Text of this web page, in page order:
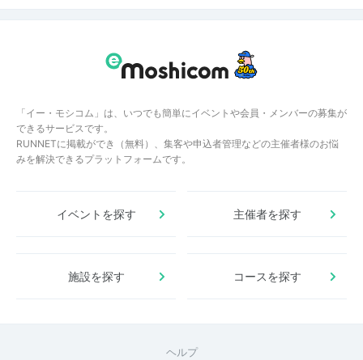
「イー・モシコム」は、いつでも簡単にイベントや会員・メンバーの募集が
できるサービスです。
RUNNETに掲載ができ（無料）、集客や申込者管理などの主催者様のお悩
みを解決できるプラットフォームです。
イベントを探す 主催者を探す
施設を探す コースを探す
ヘルプ